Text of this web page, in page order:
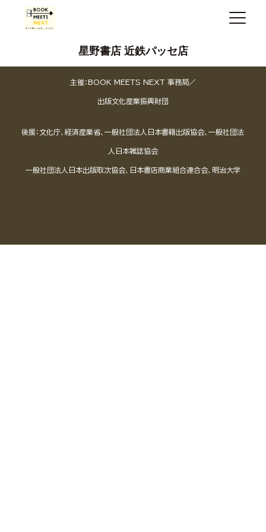
星野書店 近鉄パッセ店
主催：BOOK MEETS NEXT 事務局／
出版文化産業振興財団
後援：文化庁、経済産業省、一般社団法人日本書籍出版協会、一般社団法
人日本雑誌協会
一般社団法人日本出版取次協会、日本書店商業組合連合会、明治大学